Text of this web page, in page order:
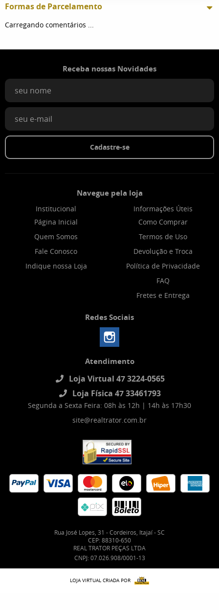
Formas de Parcelamento
Carregando comentários ...
Receba nossas Novidades
Cadastre-se
Navegue pela loja
Institucional
Página Inicial
Quem Somos
Fale Conosco
Indique nossa Loja
Informações Úteis
Como Comprar
Termos de Uso
Devolução e Troca
Política de Privacidade
FAQ
Fretes e Entrega
Redes Sociais
Atendimento
Loja Virtual 47 3224-0565
Loja Física 47 33461793
Segunda a Sexta Feira: 08h às 12h | 14h às 17h30
site@realtrator.com.br
Rua José Lopes, 31 -Cordeiros, Itajaí-SC
CEP: 88310-650
REAL TRATOR PEÇAS LTDA
CNPJ: 07.026.908/0001-13
LOJA VIRTUAL CRIADA POR